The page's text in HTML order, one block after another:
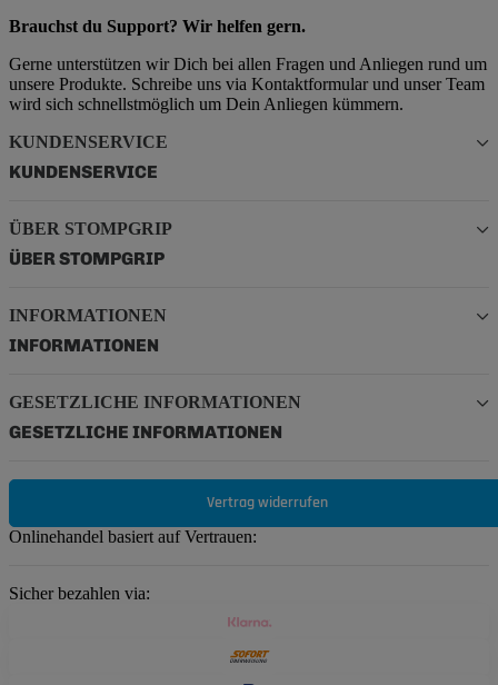
Brauchst du Support? Wir helfen gern.
Gerne unterstützen wir Dich bei allen Fragen und Anliegen rund um
unsere Produkte. Schreibe uns via Kontaktformular und unser Team
wird sich schnellstmöglich um Dein Anliegen kümmern.
KUNDENSERVICE
KUNDENSERVICE
ÜBER STOMPGRIP
ÜBER STOMPGRIP
INFORMATIONEN
INFORMATIONEN
GESETZLICHE INFORMATIONEN
GESETZLICHE INFORMATIONEN
Vertrag widerrufen
Onlinehandel basiert auf Vertrauen:
Sicher bezahlen via: